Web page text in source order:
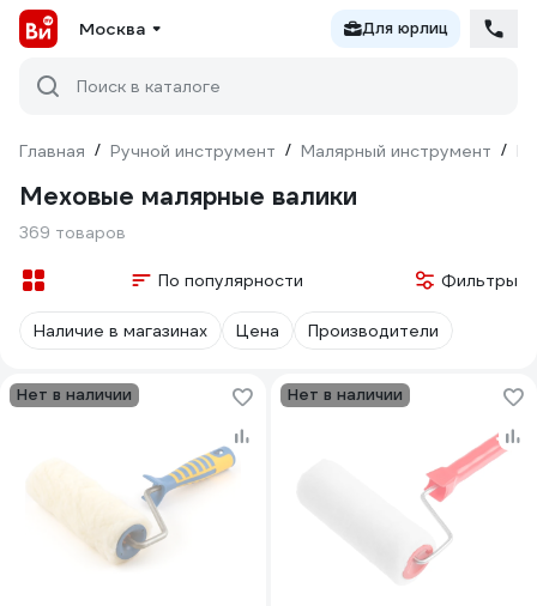
Москва Для юрлиц
Поиск в каталоге
Главная / Ручной инструмент / Малярный инструмент /
Меховые малярные валики
369 товаров
По популярности Фильтры
Наличие в магазинах Цена Производители
Нет в наличии Нет в наличии